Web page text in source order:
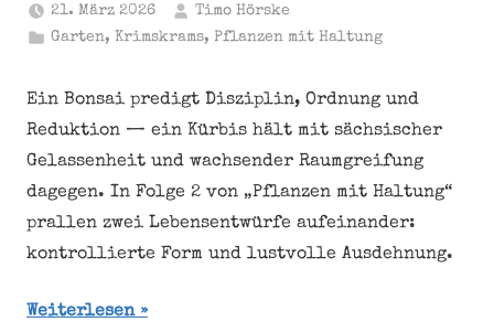
21. März 2026
Timo Hörske
Garten, Krimskrams,Pflanzen mit Haltung
Ein Bonsai predigt Disziplin, Ordnung und
Reduktion — ein Kürbis hält mit sächsischer
Gelassenheit und wachsender Raumgreifung
dagegen. In Folge 2 von „Pflanzen mit Haltung“
prallen zwei Lebensentwürfe aufeinander:
kontrollierte Form und lustvolle Ausdehnung.
Weiterlesen